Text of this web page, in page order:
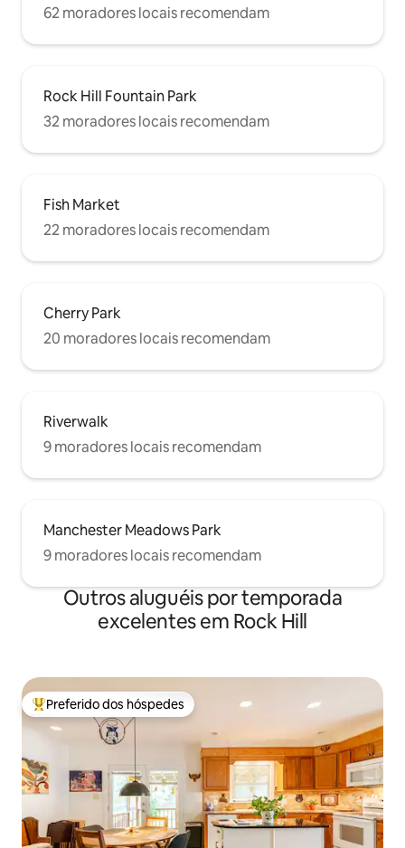
62 moradores locais recomendam
Rock Hill Fountain Park
32 moradores locais recomendam
Fish Market
22 moradores locais recomendam
Cherry Park
20 moradores locais recomendam
Riverwalk
9 moradores locais recomendam
Manchester Meadows Park
9 moradores locais recomendam
Outros aluguéis por temporada
excelentes em Rock Hill
Entre os melhores preferidos dos hóspedes
Preferido dos hóspedes